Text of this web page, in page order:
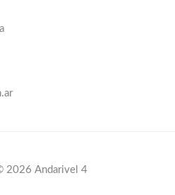
2026 Andarivel 4